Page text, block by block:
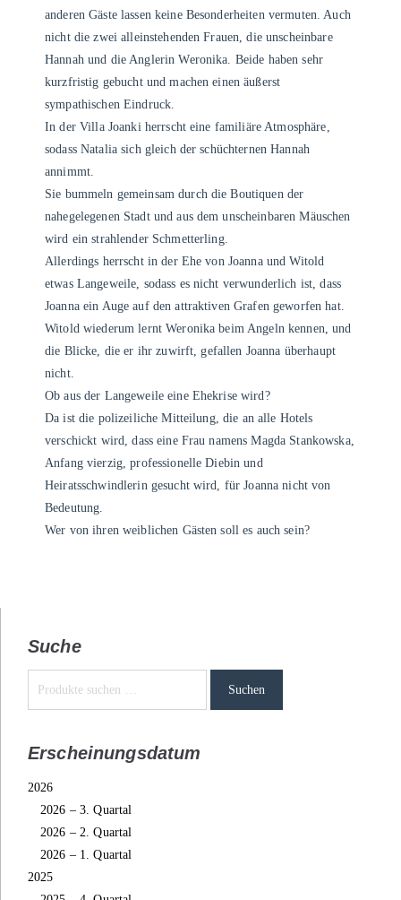
anderen Gäste lassen keine Besonderheiten vermuten. Auch
nicht die zwei alleinstehenden Frauen, die unscheinbare
Hannah und die Anglerin Weronika. Beide haben sehr
kurzfristig gebucht und machen einen äußerst
sympathischen Eindruck.
In der Villa Joanki herrscht eine familiäre Atmosphäre,
sodass Natalia sich gleich der schüchternen Hannah
annimmt.
Sie bummeln gemeinsam durch die Boutiquen der
nahegelegenen Stadt und aus dem unscheinbaren Mäuschen
wird ein strahlender Schmetterling.
Allerdings herrscht in der Ehe von Joanna und Witold
etwas Langeweile, sodass es nicht verwunderlich ist, dass
Joanna ein Auge auf den attraktiven Grafen geworfen hat.
Witold wiederum lernt Weronika beim Angeln kennen, und
die Blicke, die er ihr zuwirft, gefallen Joanna überhaupt
nicht.
Ob aus der Langeweile eine Ehekrise wird?
Da ist die polizeiliche Mitteilung, die an alle Hotels
verschickt wird, dass eine Frau namens Magda Stankowska,
Anfang vierzig, professionelle Diebin und
Heiratsschwindlerin gesucht wird, für Joanna nicht von
Bedeutung.
Wer von ihren weiblichen Gästen soll es auch sein?
Suche
Suchen
Erscheinungsdatum
2026
2026 – 3. Quartal
2026 – 2. Quartal
2026 – 1. Quartal
2025